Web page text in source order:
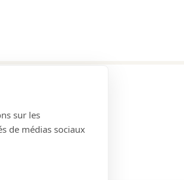
sur les
de médias sociaux